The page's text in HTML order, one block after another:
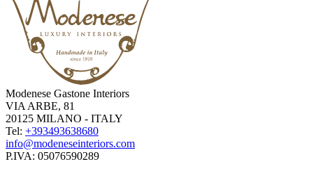
Modenese Gastone Interiors
VIA ARBE, 81
20125 MILANO - ITALY
Tel: +393493638680
info@modeneseinteriors.com
P.IVA: 05076590289